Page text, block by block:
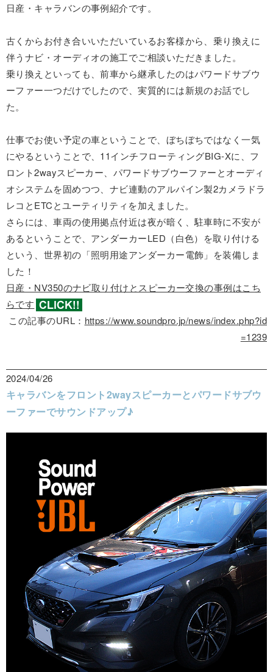
日産・キャラバンの事例紹介です。
古くからお付き合いいただいているお客様から、乗り換えに
伴うナビ・オーディオの施工でご相談いただきました。
乗り換えといっても、前車から継承したのはパワードサブウ
ーファー一つだけでしたので、実質的には新規のお話でし
た。
仕事でお使い予定の車ということで、ぼちぼちではなく一気
にやるということで、11インチフローティングBIG-Xに、フ
ロント2wayスピーカー、パワードサブウーファーとオーディ
オシステムを固めつつ、ナビ連動のアルパイン製2カメラドラ
レコとETCとユーティリティを加えました。
さらには、車両の使用拠点付近は夜が暗く、駐車時に不安が
あるということで、アンダーカーLED（白色）を取り付ける
という、世界初の「照明用途アンダーカー電飾」を装備しま
した！
日産・NV350のナビ取り付けとスピーカー交換の事例はこち
らです
この記事のURL： https://www.soundpro.jp/news/index.php?id
=1239
2024/04/26
キャラバンをフロント2wayスピーカーとパワードサブウ
ーファーでサウンドアップ♪